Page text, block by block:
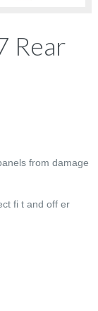
Rear
from damage
fi t and off er